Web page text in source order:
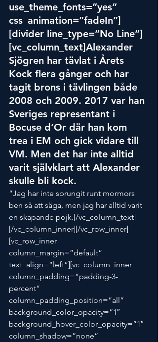
use_theme_fonts=”yes”
css_animation=”fadeIn”]
[divider line_type=”No Line”]
[vc_column_text]Alexander
Sjögren har tävlat i Årets
Kock flera gånger och har
tagit brons i tävlingen både
2008 och 2009. 2017 var han
Sveriges representant i
Bocuse d’Or där han kom
trea i EM och gick vidare till
VM. Men det har inte alltid
varit självklart att Alexander
skulle bli kock.
”Jag har inte sprungit runt mormors
ben så att säga, men jag har alltid varit
en skapande pojk.[/vc_column_text]
[/vc_column_inner][/vc_row_inner]
[vc_row_inner
column_margin=”default”
text_align=”left”][vc_column_inner
column_padding=”padding-3-
percent”
column_padding_position=”all”
background_color_opacity=”1″
background_hover_color_opacity=”1″
column_shadow=”none”